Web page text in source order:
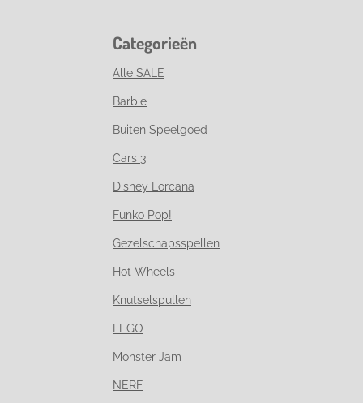
Categorieën
Alle SALE
Barbie
Buiten Speelgoed
Cars 3
Disney Lorcana
Funko Pop!
Gezelschapsspellen
Hot Wheels
Knutselspullen
LEGO
Monster Jam
NERF